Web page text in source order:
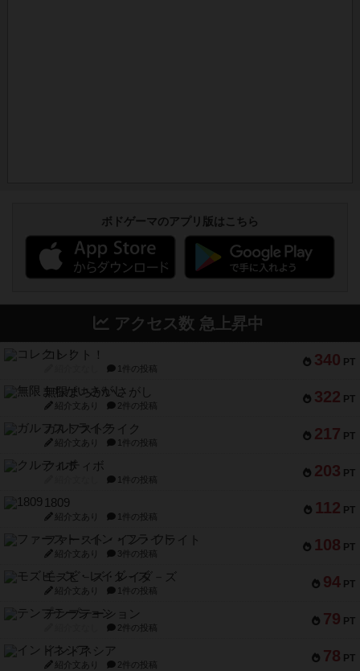
ボドゲーマのアプリ版はこちら
アクセス数 急上昇中
340 PT
コレクト！
1件の投稿
322 PT
無限まちがいさがし
紹介文あり 2件の投稿
217 PT
ガルフストライク
紹介文あり 1件の投稿
203 PT
クルティボ
1件の投稿
112 PT
1809
紹介文あり 1件の投稿
108 PT
ファースト・イン・フライト
紹介文あり 3件の投稿
94 PT
モズビ－ズ・レイダ－ズ
紹介文あり 1件の投稿
79 PT
テンプテーション
2件の投稿
78 PT
インドネシア
紹介文あり 2件の投稿